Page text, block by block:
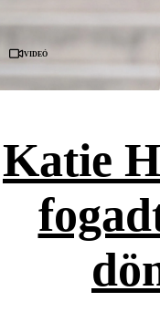
Videó
Katie